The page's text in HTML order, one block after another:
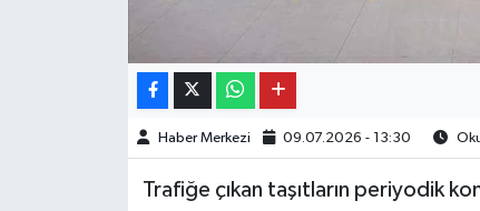
Haber Merkezi 09.07.2026 - 13:30
Trafiğe çıkan taşıtların periyodik